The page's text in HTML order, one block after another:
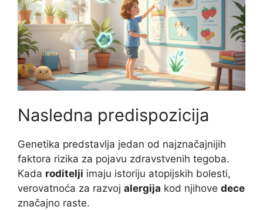
Nasledna predispozicija
Genetika predstavlja jedan od najznačajnijih
faktora rizika za pojavu zdravstvenih tegoba.
Kada roditelji imaju istoriju atopijskih bolesti,
verovatnoća za razvoj alergija kod njihove dece
značajno raste.